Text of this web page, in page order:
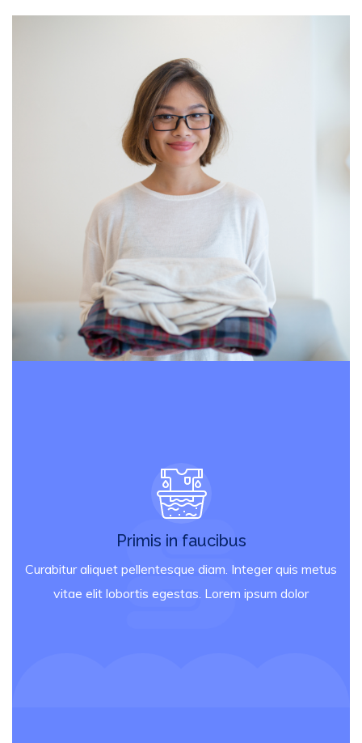
Primis in faucibus
Curabitur aliquet pellentesque diam. Integer quis metus
vitae elit lobortis egestas. Lorem ipsum dolor